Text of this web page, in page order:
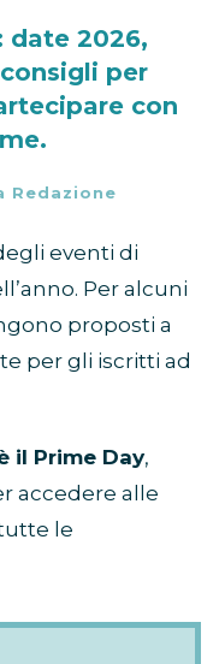
date 2026,
per
con
Redazione
eventi di
Per alcuni
proposti a
per gli iscritti ad
il Prime Day,
accedere alle
le